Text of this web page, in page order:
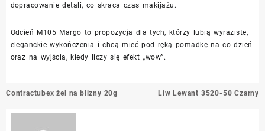
dopracowanie detali, co skraca czas makijażu.
Odcień M105 Margo to propozycja dla tych, którzy lubią wyraziste,
eleganckie wykończenia i chcą mieć pod ręką pomadkę na co dzień
oraz na wyjścia, kiedy liczy się efekt „wow”.
Nawigacja
Contractubex żel na blizny 20g Liw Lewant 3520-50 Czarny